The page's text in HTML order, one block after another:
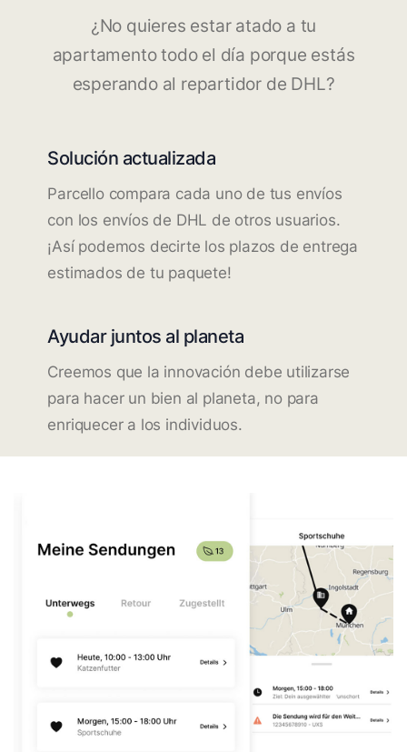
¿No quieres estar atado a tu
apartamento todo el día porque estás
esperando al repartidor de DHL?
Solución actualizada
Parcello compara cada uno de tus envíos
con los envíos de DHL de otros usuarios.
¡Así podemos decirte los plazos de entrega
estimados de tu paquete!
Ayudar juntos al planeta
Creemos que la innovación debe utilizarse
para hacer un bien al planeta, no para
enriquecer a los individuos.